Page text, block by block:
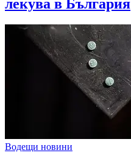
лекува в България
Водещи новини